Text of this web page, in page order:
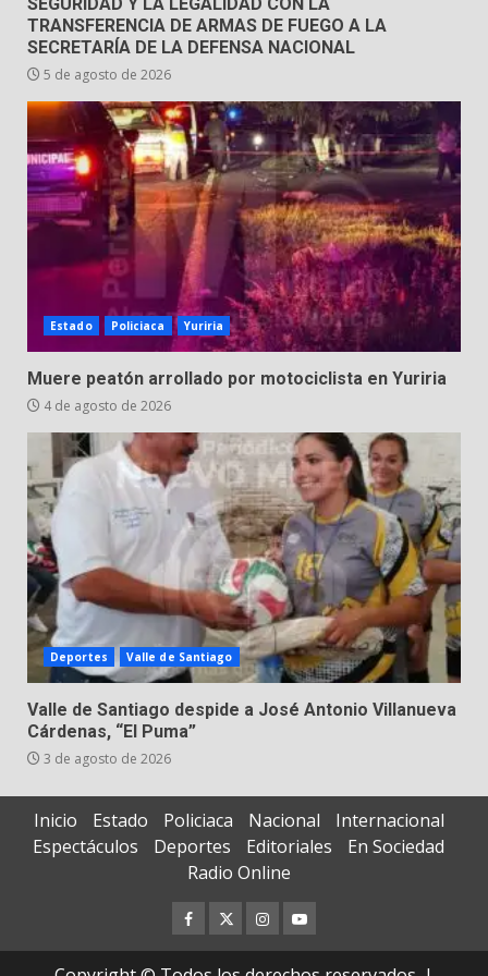
TRANSFERENCIA DE ARMAS DE FUEGO A LA
SECRETARÍA DE LA DEFENSA NACIONAL
5 de agosto de 2026
Estado Policiaca Yuriria
Muere peatón arrollado por motociclista en Yuriria
4 de agosto de 2026
Deportes Valle de Santiago
Valle de Santiago despide a José Antonio Villanueva
Cárdenas, “El Puma”
3 de agosto de 2026
Inicio Estado Policiaca Nacional
Internacional
Espectáculos
Deportes Editoriales
En Sociedad
Radio Online
Facebook
TwitterInstagram
Youtube